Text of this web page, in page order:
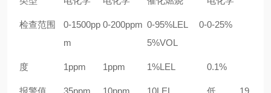
检查范围
0-1500pp
m
0-200ppm 0-95%LEL 0-
5%VOL
0-25%
度 1ppm 1ppm 1%LEL 0.1%
报警值 35ppm 10ppm 10LEL 低19.